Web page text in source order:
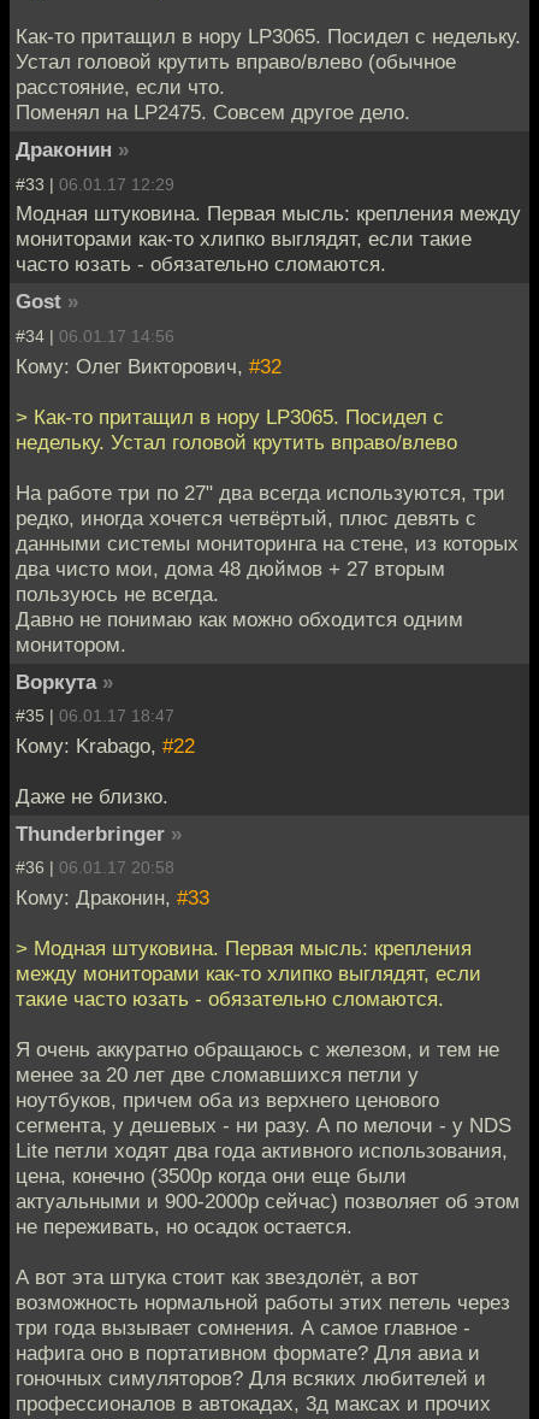
Как-то притащил в нору LP3065. Посидел с недельку.
Устал головой крутить вправо/влево (обычное
расстояние, если что.
Поменял на LP2475. Совсем другое дело.
Драконин »
#33 | 06.01.17 12:29
Модная штуковина. Первая мысль: крепления между
мониторами как-то хлипко выглядят, если такие
часто юзать - обязательно сломаются.
Gost »
#34 | 06.01.17 14:56
Кому: Олег Викторович, #32
> Как-то притащил в нору LP3065. Посидел с
недельку. Устал головой крутить вправо/влево
На работе три по 27" два всегда используются, три
редко, иногда хочется четвёртый, плюс девять с
данными системы мониторинга на стене, из которых
два чисто мои, дома 48 дюймов + 27 вторым
пользуюсь не всегда.
Давно не понимаю как можно обходится одним
монитором.
Воркута »
#35 | 06.01.17 18:47
Кому: Krabago, #22
Даже не близко.
Thunderbringer »
#36 | 06.01.17 20:58
Кому: Драконин, #33
> Модная штуковина. Первая мысль: крепления
между мониторами как-то хлипко выглядят, если
такие часто юзать - обязательно сломаются.
Я очень аккуратно обращаюсь с железом, и тем не
менее за 20 лет две сломавшихся петли у
ноутбуков, причем оба из верхнего ценового
сегмента, у дешевых - ни разу. А по мелочи - у NDS
Lite петли ходят два года активного использования,
цена, конечно (3500р когда они еще были
актуальными и 900-2000р сейчас) позволяет об этом
не переживать, но осадок остается.
А вот эта штука стоит как звездолёт, а вот
возможность нормальной работы этих петель через
три года вызывает сомнения. А самое главное -
нафига оно в портативном формате? Для авиа и
гоночных симуляторов? Для всяких любителей и
профессионалов в автокадах, 3д максах и прочих